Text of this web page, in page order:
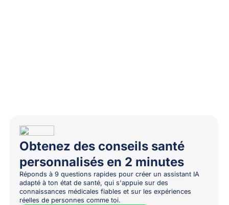
Obtenez des conseils santé
personnalisés en 2 minutes
Réponds à 9 questions rapides pour créer un assistant IA
adapté à ton état de santé, qui s'appuie sur des
connaissances médicales fiables et sur les expériences
réelles de personnes comme toi.